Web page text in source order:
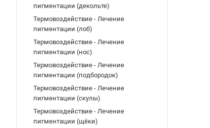
пигментации (декольте)
Термовоздействие - Лечение
пигментации (лоб)
Термовоздействие - Лечение
пигментации (нос)
Термовоздействие - Лечение
пигментации (подбородок)
Термовоздействие - Лечение
пигментации (скулы)
Термовоздействие - Лечение
пигментации (щёки)